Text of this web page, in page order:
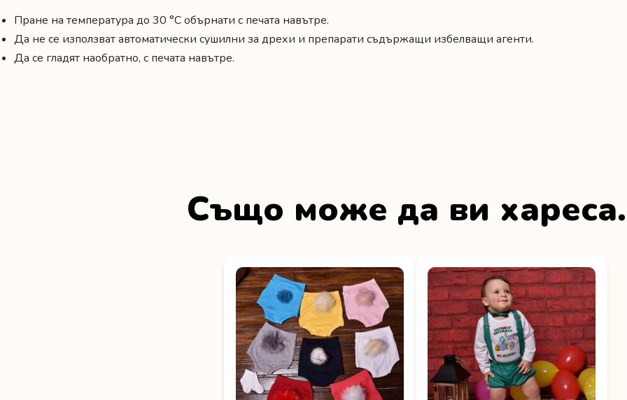
Пране на температура до 30 °C обърнати с печата навътре.
Да не се използват автоматически сушилни за дрехи и препарати съдържащи избелващи агенти.
Да се гладят наобратно, с печата навътре.
Също може да ви